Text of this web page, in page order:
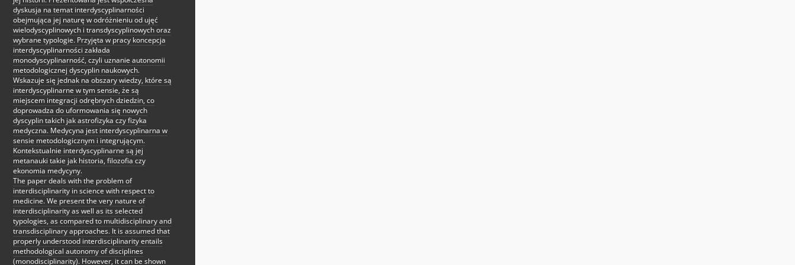
dyskusja na temat interdyscyplinarności
obejmująca jej naturę w odróżnieniu od ujęć
wielodyscyplinowych i transdyscyplinowych oraz
wybrane typologie. Przyjęta w pracy koncepcja
interdyscyplinarności zakłada
monodyscyplinarność, czyli uznanie autonomii
metodologicznej dyscyplin naukowych.
Wskazuje się jednak na obszary wiedzy, które są
interdyscyplinarne w tym sensie, że są
miejscem integracji odrębnych dziedzin, co
doprowadza do uformowania się nowych
dyscyplin takich jak astrofizyka czy fizyka
medyczna. Medycyna jest interdyscyplinarna w
sensie metodologicznym i integrującym.
Kontekstualnie interdyscyplinarne są jej
metanauki takie jak historia, filozofia czy
ekonomia medycyny.
The paper deals with the problem of
interdisciplinarity in science with respect to
medicine. We present the very nature of
interdisciplinarity as well as its selected
typologies, as compared to multidisciplinary and
transdisciplinary approaches. It is assumed that
properly understood interdisciplinarity entails
methodological autonomy of disciplines
(monodisciplinarity). However, it can be shown